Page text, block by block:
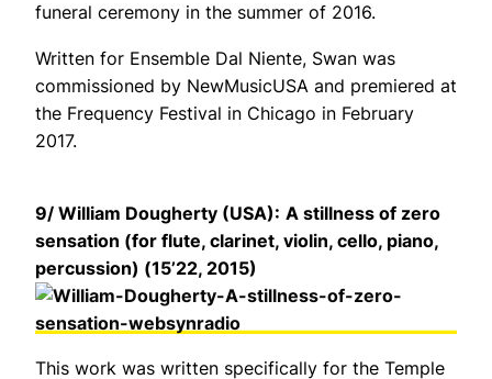
funeral ceremony in the summer of 2016.
Written for Ensemble Dal Niente, Swan was
commissioned by NewMusicUSA and premiered at
the Frequency Festival in Chicago in February
2017.
9/ William Dougherty (USA): A stillness of zero
sensation (for flute, clarinet, violin, cello, piano,
percussion) (15’22, 2015)
This work was written specifically for the Temple